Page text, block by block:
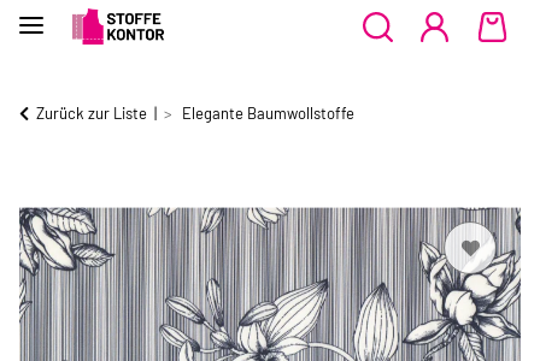
Zurück zur Liste Elegante Baumwollstoffe